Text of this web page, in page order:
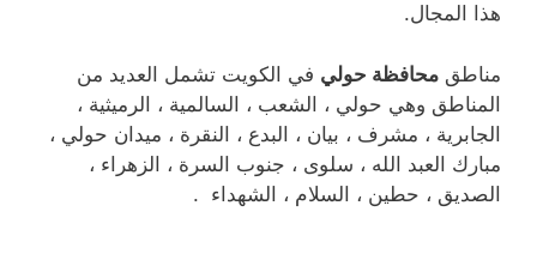
هذا المجال.
مناطق محافظة حولي في الكويت تشمل العديد من
المناطق وهي حولي ، الشعب ، السالمية ، الرميثية ،
الجابرية ، مشرف ، بيان ، البدع ، النقرة ، ميدان حولي ،
مبارك العبد الله ، سلوى ، جنوب السرة ، الزهراء ،
الصديق ، حطين ، السلام ، الشهداء .